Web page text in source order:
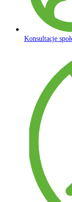
Konsultacje